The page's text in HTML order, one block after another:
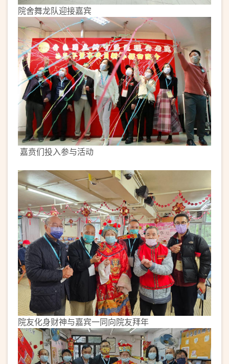
院舍舞龙队迎接嘉宾
嘉贲们投入参与活动
院友化身财神与嘉宾一同向院友拜年